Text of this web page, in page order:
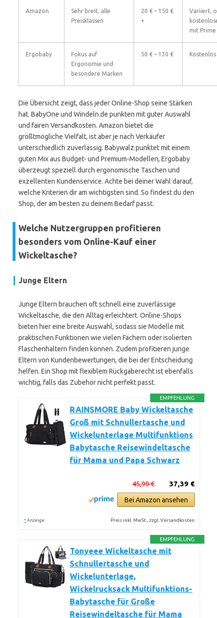
Amazon
Sehr breit, alle
Preisklassen
20 € – 150 €
+
Variiert,
mit Prime
Ergobaby
Fokus auf
Ergonomie und
besondere Marken
50 € – 130 €
Die Übersicht zeigt, dass jeder Online-Shop seine Stärken
hat. BabyOne und Windeln.de punkten mit guter Auswahl
und fairen Versandkosten. Amazon bietet die
größtmögliche Vielfalt, ist aber je nach Verkäufer
unterschiedlich zuverlässig. Babywalz punktet mit einem
guten Mix aus Budget- und Premium-Modellen, Ergobaby
überzeugt speziell durch ergonomische Taschen und
exzellenten Kundenservice. Achte bei deiner Wahl darauf,
welche Kriterien dir am wichtigsten sind. So findest du den
Shop, der am besten zu deinem Bedarf passt.
Welche Nutzergruppen profitieren
besonders vom Online-Kauf einer
Wickeltasche?
Junge Eltern
Junge Eltern brauchen oft schnell eine zuverlässige
Wickeltasche, die den Alltag erleichtert. Online-Shops
bieten hier eine breite Auswahl, sodass sie Modelle mit
praktischen Funktionen wie vielen Fächern oder isolierten
Flaschenhaltern finden können. Zudem profitieren junge
Eltern von Kundenbewertungen, die bei der Entscheidung
helfen. Ein Shop mit flexiblem Rückgaberecht ist ebenfalls
wichtig, falls das Zubehör nicht perfekt passt.
EMPFEHLUNG
RAINSMORE Baby Wickeltasche
Groß mit Schnullertasche und
Wickelunterlage Multifunktions
Babytasche Reisewindeltasche
für Mama und Papa Schwarz
37,39 €
45,99 €
Bei Amazon ansehen
* Anzeige Preis inkl. MwSt., zzgl. Versandkosten
EMPFEHLUNG
Tonyeee Wickeltasche mit
Schnullertasche und
Wickelunterlage,
Wickelrucksack Multifunktions-
Babytasche für Große
Reisewindeltasche für Mama